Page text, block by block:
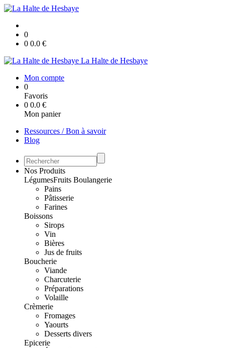
0
0 0.0 €
La Halte de Hesbaye
Mon compte
0
Favoris
0 0.0 €
Mon panier
Ressources / Bon à savoir
Blog
Nos Produits
LégumesFruits Boulangerie
Pains
Pâtisserie
Farines
Boissons
Sirops
Vin
Bières
Jus de fruits
Boucherie
Viande
Charcuterie
Préparations
Volaille
Crèmerie
Fromages
Yaourts
Desserts divers
Epicerie